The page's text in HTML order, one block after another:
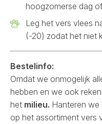
hoogzomerse dag
Leg het vers vlees
(-20) zodat het niet
Bestelinfo:
Omdat we onmogelijk
hebben en we ook
het milieu. Hanteren we
op het assortiment vers